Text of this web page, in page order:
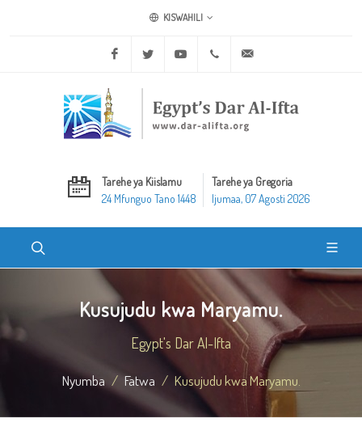
KISWAHILI
Facebook Twitter Youtube +20 2 25970400
Tarehe ya Kiislamu
24 Mfunguo Tano 1448
Tarehe ya Gregoria
Ijumaa, 07 Agosti 2026
Kusujudu kwa Maryamu.
Egypt's Dar Al-Ifta
Nyumba Fatwa Kusujudu kwa Maryamu.